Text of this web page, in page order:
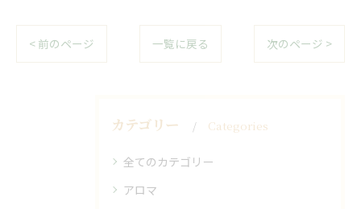
< 前のページ 一覧に戻る 次のページ >
カテゴリー Categories
全てのカテゴリー
アロマ